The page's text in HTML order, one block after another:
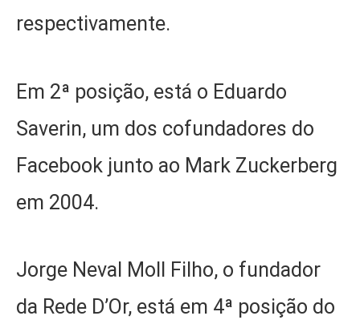
respectivamente.
Em 2ª posição, está o Eduardo
Saverin, um dos cofundadores do
Facebook junto ao Mark Zuckerberg
em 2004.
Jorge Neval Moll Filho, o fundador
da Rede D’Or, está em 4ª posição do